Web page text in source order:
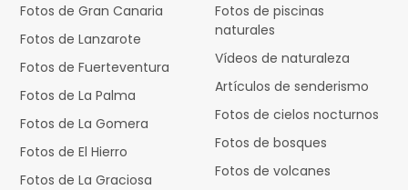
Fotos de Gran Canaria
Fotos de Lanzarote
Fotos de Fuerteventura
Fotos de La Palma
Fotos de La Gomera
Fotos de El Hierro
Fotos de La Graciosa
Fotos de piscinas
naturales
Vídeos de naturaleza
Artículos de senderismo
Fotos de cielos nocturnos
Fotos de bosques
Fotos de volcanes